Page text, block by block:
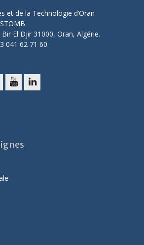
et de la Technologie d’Oran
El Djir 31000, Oran, Algérie.
041 62 71 60